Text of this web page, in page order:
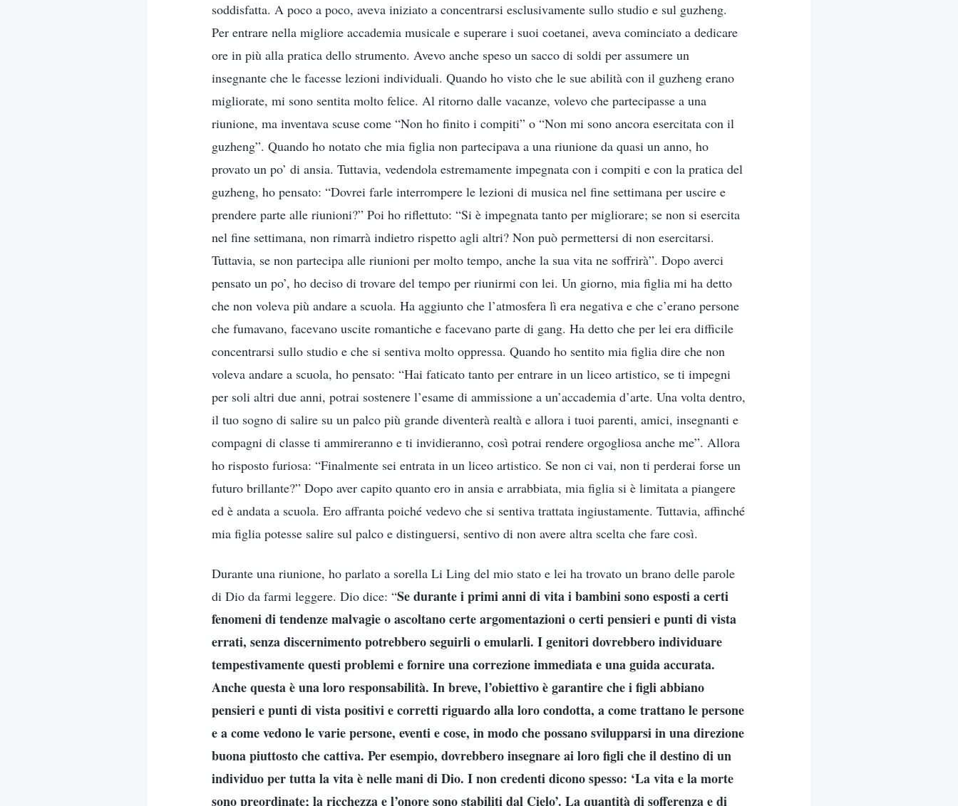
soddisfatta. A poco a poco, aveva iniziato a concentrarsi esclusivamente sullo studio e sul guzheng.
Per entrare nella migliore accademia musicale e superare i suoi coetanei, aveva cominciato a dedicare
ore in più alla pratica dello strumento. Avevo anche speso un sacco di soldi per assumere un
insegnante che le facesse lezioni individuali. Quando ho visto che le sue abilità con il guzheng erano
migliorate, mi sono sentita molto felice. Al ritorno dalle vacanze, volevo che partecipasse a una
riunione, ma inventava scuse come “Non ho finito i compiti” o “Non mi sono ancora esercitata con il
guzheng”. Quando ho notato che mia figlia non partecipava a una riunione da quasi un anno, ho
provato un po’ di ansia. Tuttavia, vedendola estremamente impegnata con i compiti e con la pratica del
guzheng, ho pensato: “Dovrei farle interrompere le lezioni di musica nel fine settimana per uscire e
prendere parte alle riunioni?” Poi ho riflettuto: “Si è impegnata tanto per migliorare; se non si esercita
nel fine settimana, non rimarrà indietro rispetto agli altri? Non può permettersi di non esercitarsi.
Tuttavia, se non partecipa alle riunioni per molto tempo, anche la sua vita ne soffrirà”. Dopo averci
pensato un po’, ho deciso di trovare del tempo per riunirmi con lei. Un giorno, mia figlia mi ha detto
che non voleva più andare a scuola. Ha aggiunto che l’atmosfera lì era negativa e che c’erano persone
che fumavano, facevano uscite romantiche e facevano parte di gang. Ha detto che per lei era difficile
concentrarsi sullo studio e che si sentiva molto oppressa. Quando ho sentito mia figlia dire che non
voleva andare a scuola, ho pensato: “Hai faticato tanto per entrare in un liceo artistico, se ti impegni
per soli altri due anni, potrai sostenere l’esame di ammissione a un’accademia d’arte. Una volta dentro,
il tuo sogno di salire su un palco più grande diventerà realtà e allora i tuoi parenti, amici, insegnanti e
compagni di classe ti ammireranno e ti invidieranno, così potrai rendere orgogliosa anche me”. Allora
ho risposto furiosa: “Finalmente sei entrata in un liceo artistico. Se non ci vai, non ti perderai forse un
futuro brillante?” Dopo aver capito quanto ero in ansia e arrabbiata, mia figlia si è limitata a piangere
ed è andata a scuola. Ero affranta poiché vedevo che si sentiva trattata ingiustamente. Tuttavia, affinché
mia figlia potesse salire sul palco e distinguersi, sentivo di non avere altra scelta che fare così.
Durante una riunione, ho parlato a sorella Li Ling del mio stato e lei ha trovato un brano delle parole
di Dio da farmi leggere. Dio dice: “Se durante i primi anni di vita i bambini sono esposti a certi
fenomeni di tendenze malvagie o ascoltano certe argomentazioni o certi pensieri e punti di vista
errati, senza discernimento potrebbero seguirli o emularli. I genitori dovrebbero individuare
tempestivamente questi problemi e fornire una correzione immediata e una guida accurata.
Anche questa è una loro responsabilità. In breve, l’obiettivo è garantire che i figli abbiano
pensieri e punti di vista positivi e corretti riguardo alla loro condotta, a come trattano le persone
e a come vedono le varie persone, eventi e cose, in modo che possano svilupparsi in una direzione
buona piuttosto che cattiva. Per esempio, dovrebbero insegnare ai loro figli che il destino di un
individuo per tutta la vita è nelle mani di Dio. I non credenti dicono spesso: ‘La vita e la morte
sono preordinate; la ricchezza e l’onore sono stabiliti dal Cielo’. La quantità di sofferenza e di